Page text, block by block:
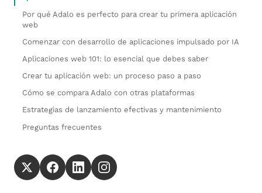
Por qué Adalo es perfecto para crear tu primera aplicación
web
Comenzar con desarrollo de aplicaciones impulsado por IA
Aplicaciones web 101: lo esencial que debes saber
Crear tu aplicación web: un proceso paso a paso
Cómo se compara Adalo con otras plataformas
Estrategias de lanzamiento efectivas y mantenimiento
Preguntas frecuentes